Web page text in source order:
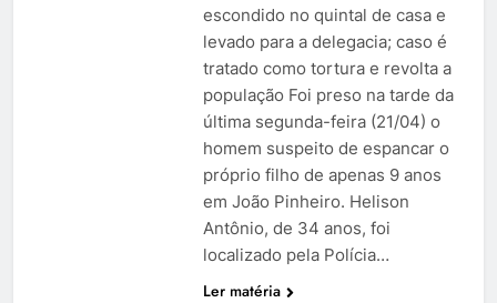
escondido no quintal de casa e
levado para a delegacia; caso é
tratado como tortura e revolta a
população Foi preso na tarde da
última segunda-feira (21/04) o
homem suspeito de espancar o
próprio filho de apenas 9 anos
em João Pinheiro. Helison
Antônio, de 34 anos, foi
localizado pela Polícia…
Ler matéria